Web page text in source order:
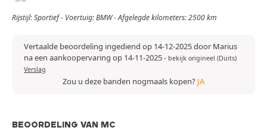
Rijstijl: Sportief - Voertuig: BMW - Afgelegde kilometers: 2500 km
Vertaalde beoordeling ingediend op 14-12-2025 door Marius
na een aankoopervaring op 14-11-2025- bekijk origineel (Duits)
Verslag
Zou u deze banden nogmaals kopen? JA
BEOORDELING VAN MC